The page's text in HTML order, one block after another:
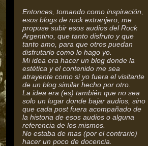
Entonces, tomando como inspiración,
esos blogs de rock extranjero, me
propuse subir esos audios del Rock
Argentino, que tanto disfruto y que
tanto amo, para que otros puedan
disfrutarlo como lo hago yo.
Mi idea era hacer un blog donde la
estética y el contenido me sea
atrayente como si yo fuera el visitante
de un blog similar hecho por otro.
La idea era (es) también que no sea
solo un lugar donde bajar audios, sino
que cada post fuera acompañado de
la historia de esos audios o alguna
referencia de los mismos.
No estaba de mas (por el contrario)
hacer un poco de docencia.